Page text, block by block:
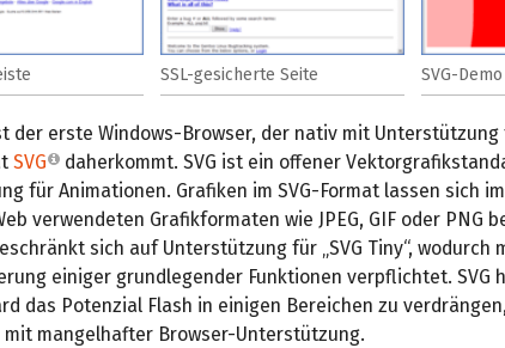
SSL-gesicherte Seite SVG-Demo
der erste Windows-Browser, der nativ mit Unterstützung
SVG
daherkommt. SVG ist ein offener
für Animationen. Grafiken im SVG-Format lassen sich
verwendeten Grafikformaten wie JPEG, GIF oder PNG
sich auf Unterstützung für „SVG Tiny“, wodurch
einiger grundlegender Funktionen verpflichtet. SVG
das Potenzial Flash in einigen Bereichen zu
mit mangelhafter Browser-Unterstützung.